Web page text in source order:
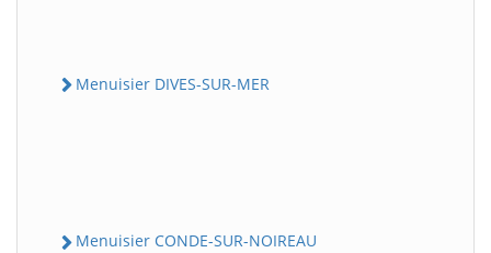
Menuisier DIVES-SUR-MER
Menuisier CONDE-SUR-NOIREAU